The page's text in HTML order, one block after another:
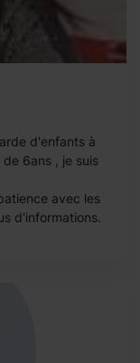
d'enfants à
6ans , je suis
avec les
d'informations.